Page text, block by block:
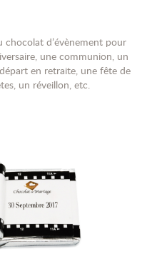
d’évènement pour
une communion, un
en retraite, une fête de
un réveillon, etc.